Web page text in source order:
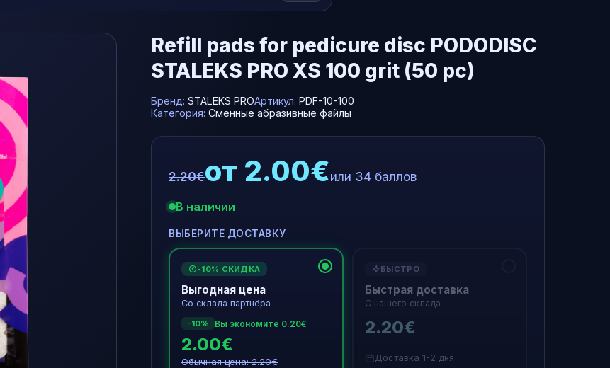
Refill pads for pedicure disc PODODISC
STALEKS PRO XS 100 grit (50 pc)
Бренд: STALEKS PROАртикул: PDF-10-100
Категория: Сменные абразивные файлы
2.20€от 2.00€или 34 баллов
В наличии
ВЫБЕРИТЕ ДОСТАВКУ
€ -10% СКИДКА
Выгодная цена
Со склада партнёра
-10% Вы экономите 0.20€
2.00€
Обычная цена: 2.20€
БЫСТРО
Быстрая доставка
С нашего склада
2.20€
Доставка 1-2 дня